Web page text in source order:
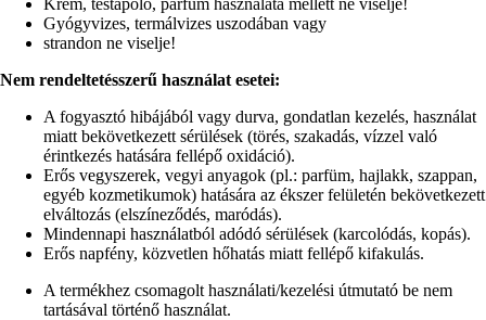
Krém, testápoló, parfüm használata mellett ne viselje!
Gyógyvizes, termálvizes uszodában vagy
strandon ne viselje!
Nem rendeltetésszerű használat esetei:
A fogyasztó hibájából vagy durva, gondatlan kezelés, használat
miatt bekövetkezett sérülések (törés, szakadás, vízzel való
érintkezés hatására fellépő oxidáció).
Erős vegyszerek, vegyi anyagok (pl.: parfüm, hajlakk, szappan,
egyéb kozmetikumok) hatására az ékszer felületén bekövetkezett
elváltozás (elszíneződés, maródás).
Mindennapi használatból adódó sérülések (karcolódás, kopás).
Erős napfény, közvetlen hőhatás miatt fellépő kifakulás.
A termékhez csomagolt használati/kezelési útmutató be nem
tartásával történő használat.